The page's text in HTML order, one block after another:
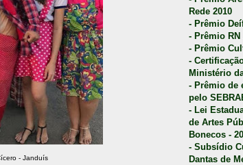
- Janduís
Rede 2010
- Prêmio
- Prêmio RN
- Prêmio
-
Ministério
- Prêmio de
pelo
- Lei
de Artes
Bonecos -
- Subsídio
Dantas de